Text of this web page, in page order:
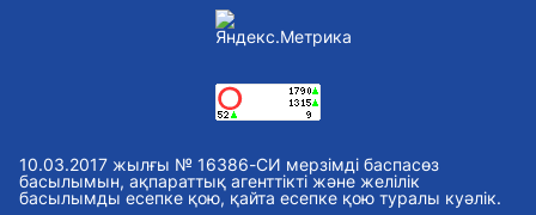
8 тамыз, 2026
Comic Con Astana 2026: екінші күні
8 тамыз, 2026
Неліктен 120 балл грант алуға
балл жеткілікті болуы мүмкін?
8 тамыз, 2026
Астана тұрғындары кітап оқып, ақша
10.03.2017 жылғы № 16386-СИ мерзімді баспасөз
басылымын, ақпараттық агенттікті және желілік
басылымды есепке қою, қайта есепке қою туралы куәлік.